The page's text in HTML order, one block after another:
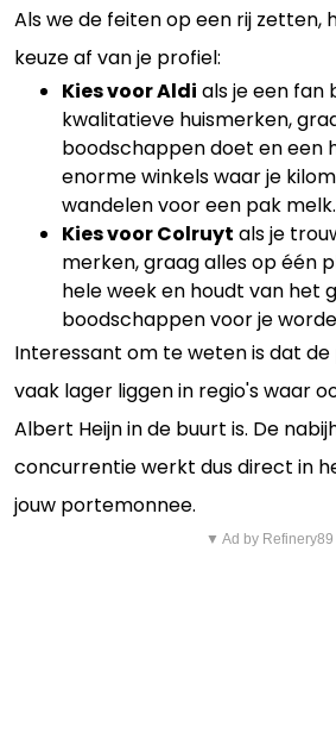
Als we de feiten op een rij zetten,
keuze af van je profiel:
Kies voor Aldi als je een fan
kwalitatieve huismerken,
boodschappen doet en een
enorme winkels waar je
wandelen voor een pak melk.
Kies voor Colruyt als je
merken, graag alles op één
hele week en houdt van het
boodschappen voor je
Interessant om te weten is dat de
vaak lager liggen in regio's waar
Albert Heijn in de buurt is. De
concurrentie werkt dus direct in
jouw portemonnee.
▼ Ad by Refinery89